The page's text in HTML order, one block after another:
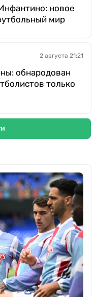
новое
мир
2 августа 21:21
обнародован
только